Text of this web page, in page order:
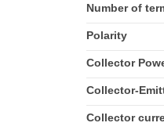
Number of
Polarity
Collector
Collector-
Collector